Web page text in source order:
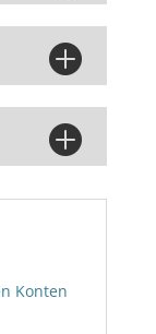


Konten